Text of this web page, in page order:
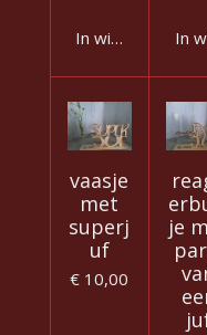
In winkelwagen
In
vaasje
met
superj
uf
€ 10,00
je